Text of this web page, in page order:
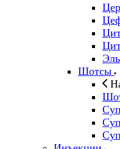
Шотсы